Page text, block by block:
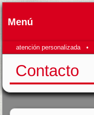
Menú
atención personalizada •
Contacto